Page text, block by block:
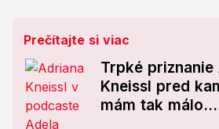
Prečítajte si viac
Trpké priznanie
Kneissl pred
mám tak